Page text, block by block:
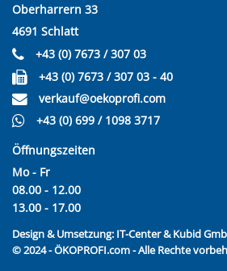
Oberharrern 33
4691 Schlatt
+43 (0) 7673 / 307 03
+43 (0) 7673 / 307 03 - 40
verkauf@oekoprofi.com
+43 (0) 699 / 1098 3717
Öffnungszeiten
Mo - Fr
08.00 - 12.00
13.00 - 17.00
Design & Umsetzung: IT-Center & Kubid
© 2024 - ÖKOPROFI.com - Alle Rechte